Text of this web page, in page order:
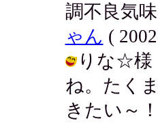
調不良気
ゃん (
りな☆様
ね。たく
きたい～